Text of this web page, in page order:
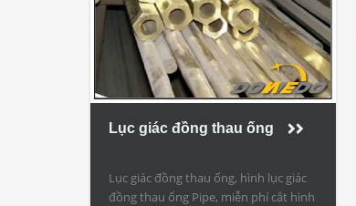
Lục giác đồng thau ống
Lục giác đồng thau ống, hình lục giác
đồng thau ống Pipe, miễn phí cắt hình